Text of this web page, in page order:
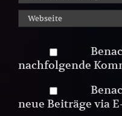
nachfolgende
neue Beiträge via